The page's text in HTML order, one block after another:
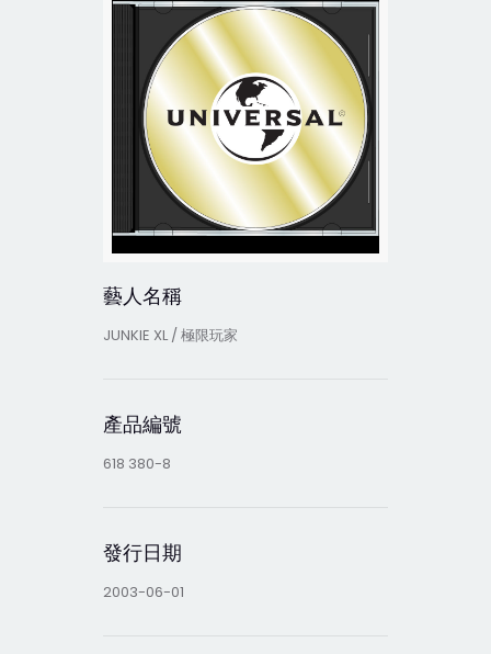
藝人名稱
JUNKIE XL / 極限玩家
產品編號
618 380-8
發行日期
2003-06-01